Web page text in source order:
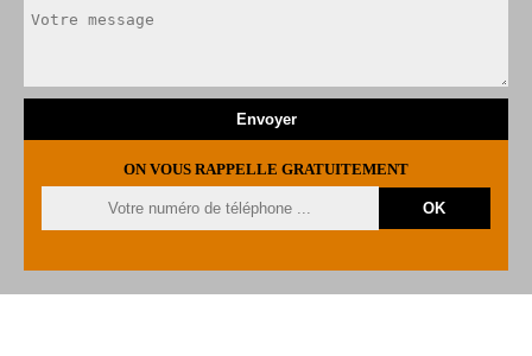
ON VOUS RAPPELLE GRATUITEMENT